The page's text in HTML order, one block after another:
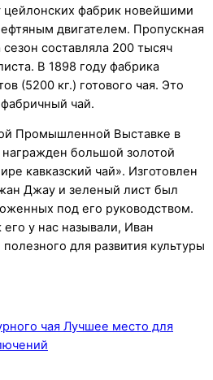
цейлонских фабрик новейшими
двигателем. Пропускная
составляла 200 тысяч
В 1898 году фабрика
(5200 кг.) готового чая. Это
чай.
Промышленной Выставке в
большой золотой
кавказский чай». Изготовлен
Джау и зеленый лист был
под его руководством.
у нас называли, Иван
для развития культуры
чая Лучшее место для